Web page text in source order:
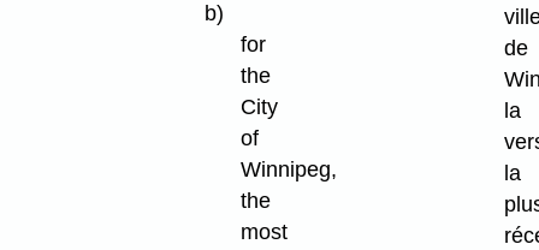
b)
for
the
City
of
Winnipeg,
the
most
de
la
la